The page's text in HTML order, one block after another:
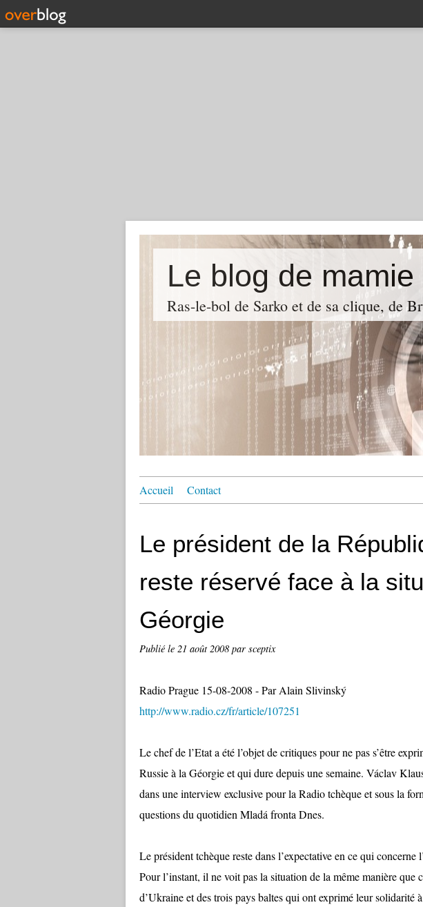
Le blog de
Ras-le-bol de Sarko et de sa clique, de
Accueil Contact
Le président de la
reste réservé face à la
Géorgie
Publié le 21 août 2008 par sceptix
Radio Prague 15-08-2008 - Par Alain Slivinský
http://www.radio.cz/fr/article/107251
Le chef de l’Etat a été l’objet de critiques pour ne pas s’être
Russie à la Géorgie et qui dure depuis une semaine. Václav
dans une interview exclusive pour la Radio tchèque et sous la
questions du quotidien Mladá fronta Dnes.
Le président tchèque reste dans l’expectative en ce qui concerne
Pour l’instant, il ne voit pas la situation de la même manière que
d’Ukraine et des trois pays baltes qui ont exprimé leur solidarité